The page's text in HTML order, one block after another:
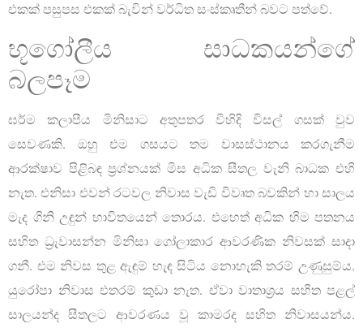
එකක් පසුපස එකක් බැවින් වර්ධිත සංස්කෘතීන් බවට පත්වේ.
භූගෝලීය සාධකයන්ගේ
බලපෑම
ඝර්ම කලාපීය මිනිසාට අතුපතර විහිදි විසල් ගසක් වුව
සෙවණකි. ඔහු එම ගසයට තම වාසස්ථානය කරගැනීම
ආරක්ෂාව පිළිබඳ ප්‍රශ්නයක් මිස අධික සීතල වැනි බාධක එහි
නැත. එනිසා එවන් රටවල නිවාස වැඩි විවෘත බවකින් හා සාලය
මැද ගිනි උඳුන් භාවිතයෙන් තොරය. එහෙත් අධික හිම පතනය
සහිත ධ්‍රැවාසන්න මිනිසා ගෝලාකාර ආවරණික නිවසක් සාදා
ගනී. එම නිවස තුළ ඇඳුම් හැඳ සිටිය නොහැකි තරම් උණුසුම්ය.
යුරෝපා නිවාස එතරම් කුඩා නැත. ඒවා වාතාශ්‍රය සහිත පළල්
සාලයන්ද සීතලට ආවරණය වූ කාමරද සහිත නිවාසයන්ය.